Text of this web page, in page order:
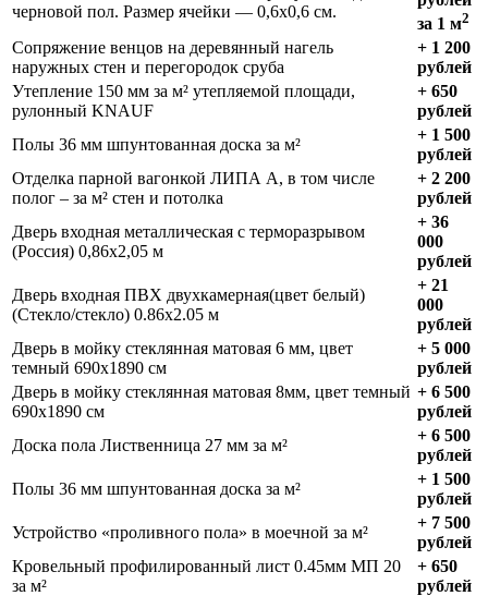
черновой пол. Размер ячейки — 0,6х0,6 см.
за 1 м2
Сопряжение венцов на деревянный нагель
наружных стен и перегородок сруба
+ 1 200
рублей
Утепление 150 мм за м² утепляемой площади,
рулонный KNAUF
+ 650
рублей
Полы 36 мм шпунтованная доска за м²
+ 1 500
рублей
Отделка парной вагонкой ЛИПА А, в том числе
полог – за м² стен и потолка
+ 2 200
рублей
Дверь входная металлическая с терморазрывом
(Россия) 0,86х2,05 м
+ 36
000
рублей
Дверь входная ПВХ двухкамерная(цвет белый)
(Стекло/стекло) 0.86х2.05 м
+ 21
000
рублей
Дверь в мойку стеклянная матовая 6 мм, цвет
темный 690х1890 см
+ 5 000
рублей
Дверь в мойку стеклянная матовая 8мм, цвет темный
690х1890 см
+ 6 500
рублей
Доска пола Лиственница 27 мм за м²
+ 6 500
рублей
Полы 36 мм шпунтованная доска за м²
+ 1 500
рублей
Устройство «проливного пола» в моечной за м²
+ 7 500
рублей
Кровельный профилированный лист 0.45мм МП 20
за м²
+ 650
рублей